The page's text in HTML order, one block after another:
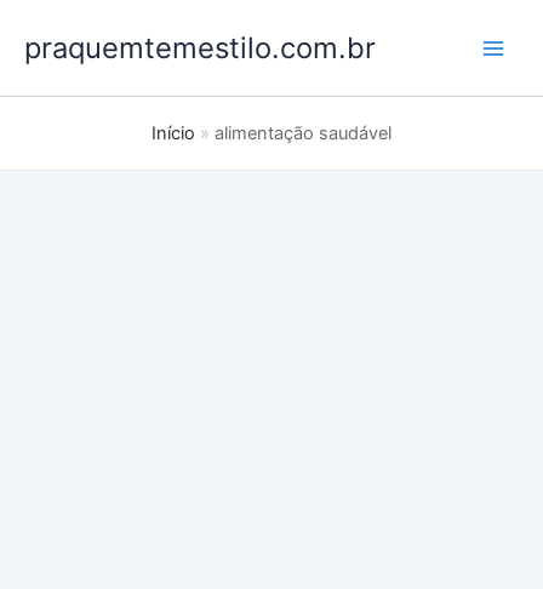
para
conteúdo
praquemtemestilo.com.br
Início alimentação saudável